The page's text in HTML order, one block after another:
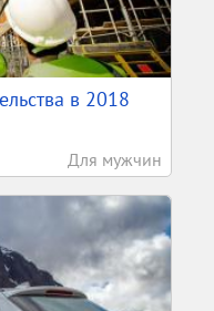
в 2018
Для мужчин